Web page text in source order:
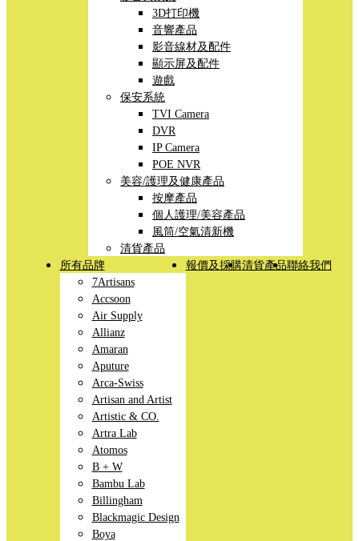
3D打印機
音響產品
影音線材及配件
顯示屏及配件
遊戲
保安系統
TVI Camera
DVR
IP Camera
POE NVR
美容/護理及健康產品
按摩產品
個人護理/美容產品
風筒/空氣清新機
清貨產品
所有品牌
7Artisans
Accsoon
Air Supply
Allianz
Amaran
Aputure
Arca-Swiss
Artisan and Artist
Artistic & CO.
Artra Lab
Atomos
B + W
Bambu Lab
Billingham
Blackmagic Design
Boya
報價及採購清貨產品聯絡我們